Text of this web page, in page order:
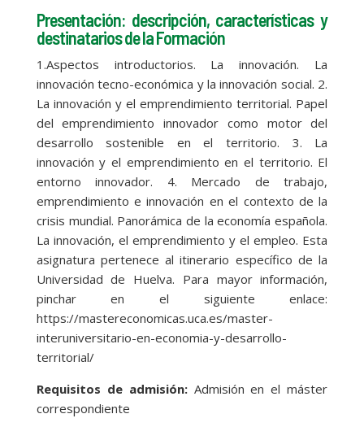
Presentación: descripción, características y
destinatarios de la Formación
1.Aspectos introductorios. La innovación. La
innovación tecno-económica y la innovación social. 2.
La innovación y el emprendimiento territorial. Papel
del emprendimiento innovador como motor del
desarrollo sostenible en el territorio. 3. La
innovación y el emprendimiento en el territorio. El
entorno innovador. 4. Mercado de trabajo,
emprendimiento e innovación en el contexto de la
crisis mundial. Panorámica de la economía española.
La innovación, el emprendimiento y el empleo. Esta
asignatura pertenece al itinerario específico de la
Universidad de Huelva. Para mayor información,
pinchar en el siguiente enlace:
https://mastereconomicas.uca.es/master-
interuniversitario-en-economia-y-desarrollo-
territorial/
Requisitos de admisión: Admisión en el máster
correspondiente